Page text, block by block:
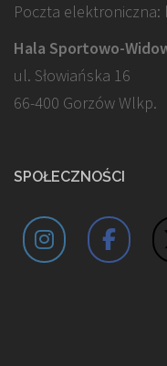
Poczta
Hala Sportowo-
ul. Słowiańska 16
66-400 Gorzów Wlkp.
SPOŁECZNOŚCI